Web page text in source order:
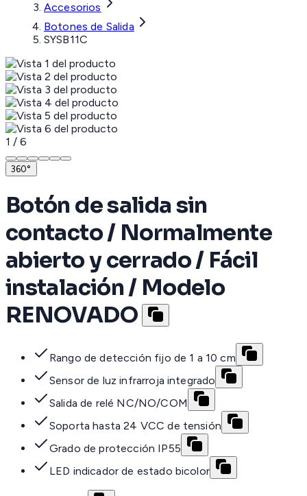
Accesorios
Botones de Salida
SYSB11C
1 / 6
360°
Botón de salida sin
contacto / Normalmente
abierto y cerrado / Fácil
instalación / Modelo
RENOVADO
Rango de detección fijo de 1 a 10 cm
Sensor de luz infrarroja integrado
Salida de relé NC/NO/COM
Soporta hasta 24 VCC de tensión
Grado de protección IP55
LED indicador de estado bicolor